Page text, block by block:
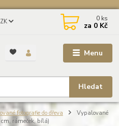
Menu
Hledat
0 ks
za 0 Kč
fotografie do dřeva
Vypalované
rámeček, bílá)